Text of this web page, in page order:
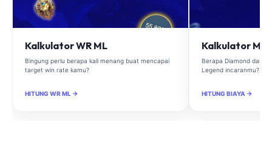
Kalkulator WR ML
Bingung perlu berapa kali menang buat mencapai
target win rate kamu?
HITUNG WR ML →
Kalkulator
Berapa Diamond dan
Legend incaranmu?
HITUNG BIAYA →